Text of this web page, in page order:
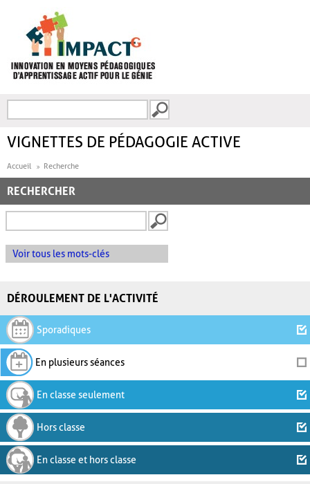
FORMULAIRE DE
VIGNETTES DE PÉDAGOGIE ACTIVE
Accueil Recherche
RECHERCHER
Voir tous les mots-clés
DÉROULEMENT DE L'ACTIVITÉ
Sporadiques
En plusieurs séances
En classe seulement
Hors classe
En classe et hors classe